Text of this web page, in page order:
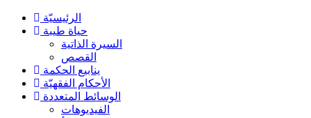
الرئیسیّة
حياة طيبة
السيرة الذاتية
القصص
ينابيع الحكمة
الأحکام الفقهیّة
الوسائط المتعددة
الفیدیوهات